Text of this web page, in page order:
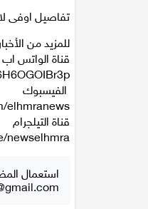
تفاصيل اوفى
للمزيد من
قناة الواتس اب
‏https://whatsapp.com/channel/0029VaIQYOkDJ6H6OGOIBr3p
الفيسبوك
‏https://www.facebook.com/elhmranews/
قناة التيلجرام
‏https://t.me/newselhmra
استعمال المضامين بموجب بند 27 أ